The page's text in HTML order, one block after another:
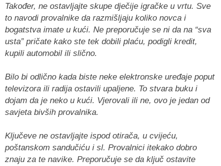
Također, ne ostavljajte skupe dječije igračke u vrtu. Sve
to navodi provalnike da razmišljaju koliko novca i
bogatstva imate u kući. Ne preporučuje se ni da na “sva
usta” pričate kako ste tek dobili plaću, podigli kredit,
kupili automobil ili slično.
Bilo bi odlično kada biste neke elektronske uređaje poput
televizora ili radija ostavili upaljene. To stvara buku i
dojam da je neko u kući. Vjerovali ili ne, ovo je jedan od
savjeta bivših provalnika.
Ključeve ne ostavljajte ispod otirača, u cvijeću,
poštanskom sandučiću i sl. Provalnici itekako dobro
znaju za te navike. Preporučuje se da ključ ostavite